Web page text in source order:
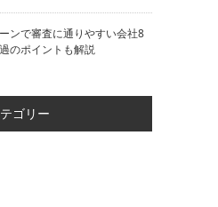
ンで審査に通りやすい会社8
のポイントも解説
ゴリー